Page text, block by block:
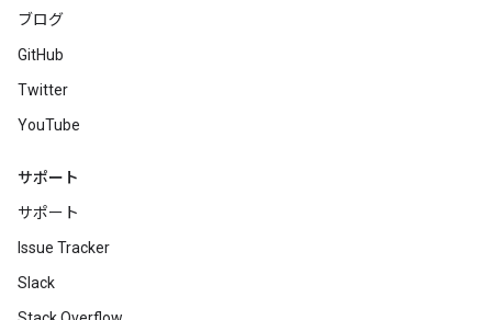
ブログ
GitHub
Twitter
YouTube
サポート
サポート
Issue Tracker
Slack